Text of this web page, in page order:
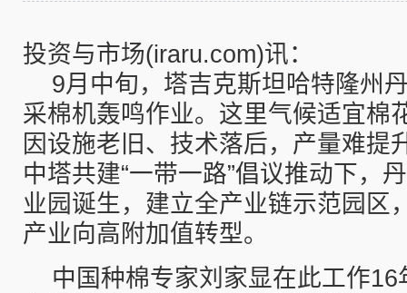
投资与市场(iraru.com)讯：
9月中旬，塔吉克斯坦哈特隆州
采棉机轰鸣作业。这里气候适宜棉
因设施老旧、技术落后，产量难提
中塔共建“一带一路”倡议推动下，
业园诞生，建立全产业链示范园区
产业向高附加值转型。
中国种棉专家刘家显在此工作